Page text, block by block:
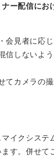
ー配信にお
会見者に応
信しないよ
てカメラの
イクシステ
す。併せて